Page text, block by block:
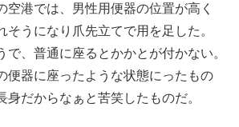
空港では、男性用便器の位置が高く
そうになり爪先立てで用を足した。
で、普通に座るとかかとが付かない。
便器に座ったような状態にったもの
身だからなぁと苦笑したものだ。